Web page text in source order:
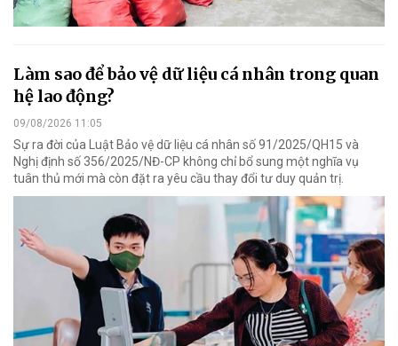
Làm sao để bảo vệ dữ liệu cá nhân trong quan
hệ lao động?
09/08/2026 11:05
Sự ra đời của Luật Bảo vệ dữ liệu cá nhân số 91/2025/QH15 và
Nghị định số 356/2025/NĐ-CP không chỉ bổ sung một nghĩa vụ
tuân thủ mới mà còn đặt ra yêu cầu thay đổi tư duy quản trị.